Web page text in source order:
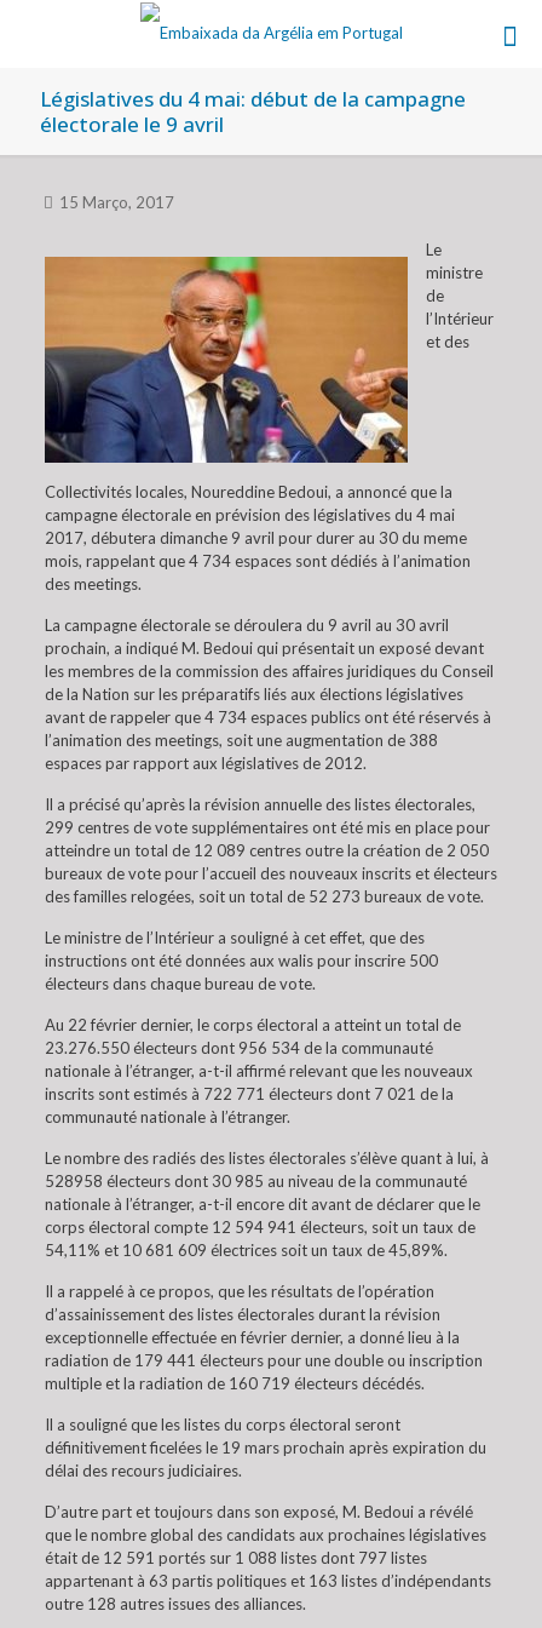
Législatives du 4 mai: début de la campagne
électorale le 9 avril
15 Março, 2017
Le
ministre
de
l’Intérieur
et des
Collectivités locales, Noureddine Bedoui, a annoncé que la
campagne électorale en prévision des législatives du 4 mai
2017, débutera dimanche 9 avril pour durer au 30 du meme
mois, rappelant que 4 734 espaces sont dédiés à l’animation
des meetings.
La campagne électorale se déroulera du 9 avril au 30 avril
prochain, a indiqué M. Bedoui qui présentait un exposé devant
les membres de la commission des affaires juridiques du Conseil
de la Nation sur les préparatifs liés aux élections législatives
avant de rappeler que 4 734 espaces publics ont été réservés à
l’animation des meetings, soit une augmentation de 388
espaces par rapport aux législatives de 2012.
Il a précisé qu’après la révision annuelle des listes électorales,
299 centres de vote supplémentaires ont été mis en place pour
atteindre un total de 12 089 centres outre la création de 2 050
bureaux de vote pour l’accueil des nouveaux inscrits et électeurs
des familles relogées, soit un total de 52 273 bureaux de vote.
Le ministre de l’Intérieur a souligné à cet effet, que des
instructions ont été données aux walis pour inscrire 500
électeurs dans chaque bureau de vote.
Au 22 février dernier, le corps électoral a atteint un total de
23.276.550 électeurs dont 956 534 de la communauté
nationale à l’étranger, a-t-il affirmé relevant que les nouveaux
inscrits sont estimés à 722 771 électeurs dont 7 021 de la
communauté nationale à l’étranger.
Le nombre des radiés des listes électorales s’élève quant à lui, à
528958 électeurs dont 30 985 au niveau de la communauté
nationale à l’étranger, a-t-il encore dit avant de déclarer que le
corps électoral compte 12 594 941 électeurs, soit un taux de
54,11% et 10 681 609 électrices soit un taux de 45,89%.
Il a rappelé à ce propos, que les résultats de l’opération
d’assainissement des listes électorales durant la révision
exceptionnelle effectuée en février dernier, a donné lieu à la
radiation de 179 441 électeurs pour une double ou inscription
multiple et la radiation de 160 719 électeurs décédés.
Il a souligné que les listes du corps électoral seront
définitivement ficelées le 19 mars prochain après expiration du
délai des recours judiciaires.
D’autre part et toujours dans son exposé, M. Bedoui a révélé
que le nombre global des candidats aux prochaines législatives
était de 12 591 portés sur 1 088 listes dont 797 listes
appartenant à 63 partis politiques et 163 listes d’indépendants
outre 128 autres issues des alliances.